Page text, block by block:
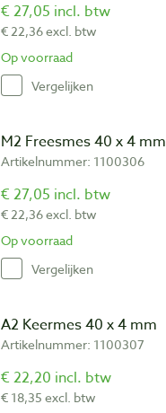
€ 27,05 incl. btw
€ 22,36 excl. btw
Op voorraad
Vergelijken
M2 Freesmes 40 x 4 mm
Artikelnummer: 1100306
€ 27,05 incl. btw
€ 22,36 excl. btw
Op voorraad
Vergelijken
A2 Keermes 40 x 4 mm
Artikelnummer: 1100307
€ 22,20 incl. btw
€ 18,35 excl. btw